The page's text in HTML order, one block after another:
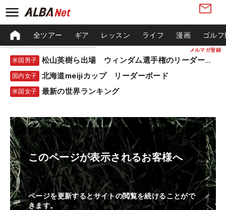
メルマガ登録
全ツアー ギア レッスン ライフ 漫画 ゴル
米国男子 松山英樹ら出場 ウィンダム選手権のリーダーボード
国内女子 北海道meijiカップ リーダーボード
米国女子 最新の世界ランキング
このページが表示されるお客様へ
ページを更新するとサイトの閲覧を続けることがで
きます。